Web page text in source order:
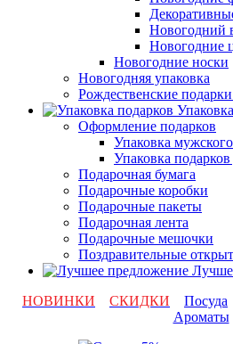
Новогодний
Новогодние
Новогодние носки
Новогодняя упаковка
Рождественские
Оформление подарков
Упаковка
Упаковка
Подарочная бумага
Подарочные коробки
Подарочные пакеты
Подарочная лента
Подарочные мешочки
Поздравительные
НОВИНКИ
СКИДКИ Посуда
Ароматы